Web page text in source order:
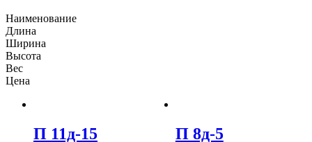
Наименование
Длина
Ширина
Высота
Вес
Цена
П 11д-15 П 8д-5